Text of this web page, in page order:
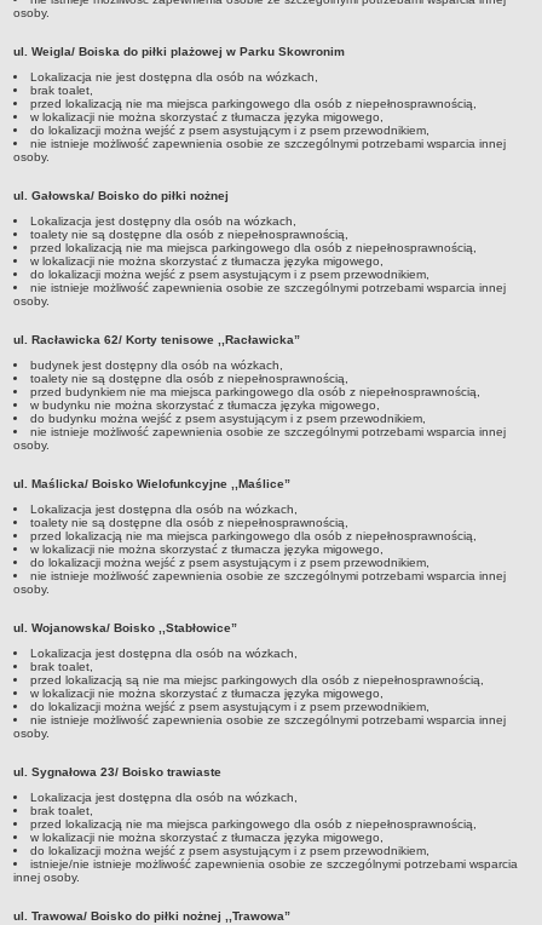
osoby.
ul. Weigla/ Boiska do piłki plażowej w Parku Skowronim
Lokalizacja nie jest dostępna dla osób na wózkach,
brak toalet,
przed lokalizacją nie ma miejsca parkingowego dla osób z niepełnosprawnością,
w lokalizacji nie można skorzystać z tłumacza języka migowego,
do lokalizacji można wejść z psem asystującym i z psem przewodnikiem,
nie istnieje możliwość zapewnienia osobie ze szczególnymi potrzebami wsparcia innej
osoby.
ul. Gałowska/ Boisko do piłki nożnej
Lokalizacja jest dostępny dla osób na wózkach,
toalety nie są dostępne dla osób z niepełnosprawnością,
przed lokalizacją nie ma miejsca parkingowego dla osób z niepełnosprawnością,
w lokalizacji nie można skorzystać z tłumacza języka migowego,
do lokalizacji można wejść z psem asystującym i z psem przewodnikiem,
nie istnieje możliwość zapewnienia osobie ze szczególnymi potrzebami wsparcia innej
osoby.
ul. Racławicka 62/ Korty tenisowe ,,Racławicka”
budynek jest dostępny dla osób na wózkach,
toalety nie są dostępne dla osób z niepełnosprawnością,
przed budynkiem nie ma miejsca parkingowego dla osób z niepełnosprawnością,
w budynku nie można skorzystać z tłumacza języka migowego,
do budynku można wejść z psem asystującym i z psem przewodnikiem,
nie istnieje możliwość zapewnienia osobie ze szczególnymi potrzebami wsparcia innej
osoby.
ul. Maślicka/ Boisko Wielofunkcyjne ,,Maślice”
Lokalizacja jest dostępna dla osób na wózkach,
toalety nie są dostępne dla osób z niepełnosprawnością,
przed lokalizacją nie ma miejsca parkingowego dla osób z niepełnosprawnością,
w lokalizacji nie można skorzystać z tłumacza języka migowego,
do lokalizacji można wejść z psem asystującym i z psem przewodnikiem,
nie istnieje możliwość zapewnienia osobie ze szczególnymi potrzebami wsparcia innej
osoby.
ul. Wojanowska/ Boisko ,,Stabłowice”
Lokalizacja jest dostępna dla osób na wózkach,
brak toalet,
przed lokalizacją są nie ma miejsc parkingowych dla osób z niepełnosprawnością,
w lokalizacji nie można skorzystać z tłumacza języka migowego,
do lokalizacji można wejść z psem asystującym i z psem przewodnikiem,
nie istnieje możliwość zapewnienia osobie ze szczególnymi potrzebami wsparcia innej
osoby.
ul. Sygnałowa 23/ Boisko trawiaste
Lokalizacja jest dostępna dla osób na wózkach,
brak toalet,
przed lokalizacją nie ma miejsca parkingowego dla osób z niepełnosprawnością,
w lokalizacji nie można skorzystać z tłumacza języka migowego,
do lokalizacji można wejść z psem asystującym i z psem przewodnikiem,
istnieje/nie istnieje możliwość zapewnienia osobie ze szczególnymi potrzebami wsparcia
innej osoby.
ul. Trawowa/ Boisko do piłki nożnej ,,Trawowa”